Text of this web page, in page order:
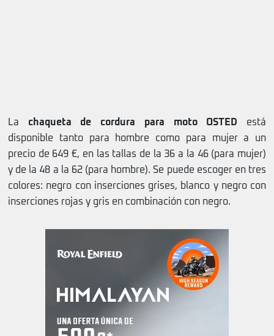
La chaqueta de cordura para moto OSTED está
disponible tanto para hombre como para mujer a un
precio de 649 €, en las tallas de la 36 a la 46 (para mujer)
y de la 48 a la 62 (para hombre). Se puede escoger en tres
colores: negro con inserciones grises, blanco y negro con
inserciones rojas y gris en combinación con negro.